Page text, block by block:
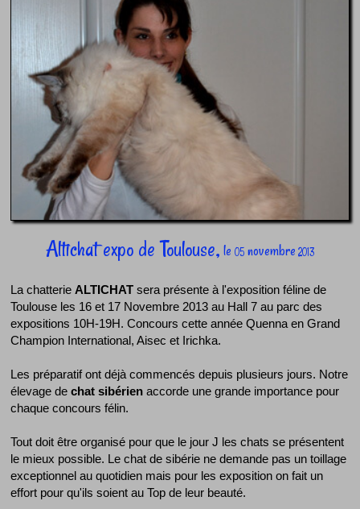
Altichat expo de Toulouse, le 05novembre 2013
La chatterie ALTICHATsera présente à l'exposition féline de
Toulouse les 16 et 17 Novembre 2013 au Hall 7 au parc des
expositions 10H-19H. Concours cette année Quenna en Grand
Champion International, Aisec et Irichka.
Les préparatif ont déjà commencés depuis plusieurs jours. Notre
élevage dechat sibérien accorde une grande importance pour
chaque concours félin.
Tout doit être organisé pour que le jour J les chats se présentent
le mieux possible. Le chat de sibérie ne demande pas un toillage
exceptionnel au quotidien mais pour les exposition on fait un
effort pour qu'ils soient au Top de leur beauté.